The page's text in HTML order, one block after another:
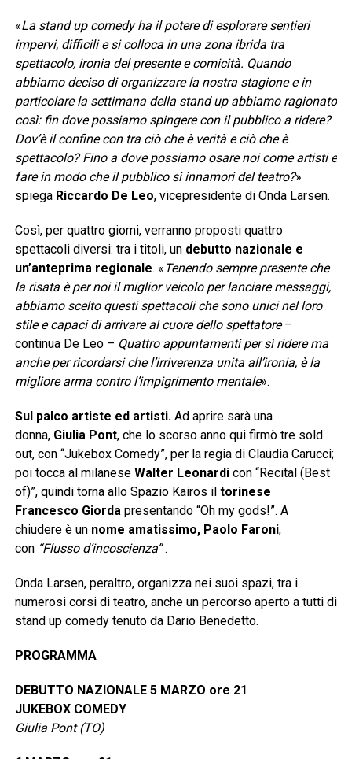
«La stand up comedy ha il potere di esplorare sentieri
impervi, difficili e si colloca in una zona ibrida tra
spettacolo, ironia del presente e comicità. Quando
abbiamo deciso di organizzare la nostra stagione e in
particolare la settimana della stand up abbiamo ragionato
così: fin dove possiamo spingere con il pubblico a ridere?
Dov’è il confine con tra ciò che è verità e ciò che è
spettacolo? Fino a dove possiamo osare noi come artisti e
fare in modo che il pubblico si innamori del teatro?»
spiega Riccardo De Leo, vicepresidente di Onda Larsen.
Così, per quattro giorni, verranno proposti quattro
spettacoli diversi: tra i titoli, un debutto nazionale e
un’anteprima regionale. « Tenendo sempre presente che
la risata è per noi il miglior veicolo per lanciare messaggi,
abbiamo scelto questi spettacoli che sono unici nel loro
stile e capaci di arrivare al cuore dello spettatore–
continua De Leo – Quattro appuntamenti per sì ridere ma
anche per ricordarsi che l’irriverenza unita all’ironia, è la
migliore arma contro l’impigrimento mentale».
Sul palco artiste ed artisti. Ad aprire sarà una
donna, Giulia Pont, che lo scorso anno qui firmò tre sold
out, con “Jukebox Comedy”, per la regia di Claudia Carucci;
poi tocca al milanese Walter Leonardicon “Recital (Best
of)”, quindi torna allo Spazio Kairos il torinese
Francesco Giordapresentando “Oh my gods!”. A
chiudere è un nome amatissimo, Paolo Faroni,
con“Flusso d’incoscienza”.
Onda Larsen, peraltro, organizza nei suoi spazi, tra i
numerosi corsi di teatro, anche un percorso aperto a tutti di
stand up comedy tenuto da Dario Benedetto.
PROGRAMMA
DEBUTTO NAZIONALE 5 MARZO ore 21
JUKEBOX COMEDY
Giulia Pont (TO)